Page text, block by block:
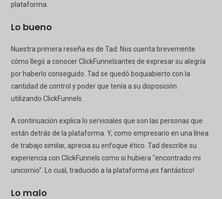
plataforma.
Lo bueno
Nuestra primera reseña es de Tad. Nos cuenta brevemente
cómo llegó a conocerClickFunnelsantes de expresar su alegría
por haberlo conseguido. Tad se quedó boquiabierto con la
cantidad de control y poder que tenía a su disposición
utilizandoClickFunnels
A continuación explica lo serviciales que son las personas que
están detrás de la plataforma. Y, como empresario en una línea
de trabajo similar, aprecia su enfoque ético. Tad describe su
experiencia conClickFunnels como si hubiera "encontrado mi
unicornio". Lo cual, traducido a la plataforma ¡es fantástico!
Lo malo